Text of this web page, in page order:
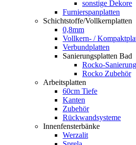
sonstige Dekore
Furnierspanplatten
Schichtstoffe/Vollkernplatten
0,8mm
Vollkern- /
Verbundplatten
Sanierungsplatten Bad
Rocko-
Rocko Zubehör
Arbeitsplatten
60cm Tiefe
Kanten
Zubehör
Rückwandsysteme
Innenfensterbänke
Werzalit